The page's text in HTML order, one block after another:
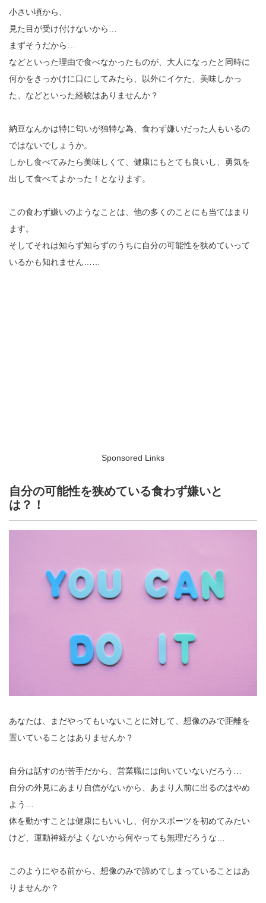
小さい頃から、
見た目が受け付けないから…
まずそうだから…
などといった理由で食べなかったものが、大人になったと同時に
何かをきっかけに口にしてみたら、以外にイケた、美味しかっ
た、などといった経験はありませんか？
納豆なんかは特に匂いが独特な為、食わず嫌いだった人もいるの
ではないでしょうか。
しかし食べてみたら美味しくて、健康にもとても良いし、勇気を
出して食べてよかった！となります。
この食わず嫌いのようなことは、他の多くのことにも当てはまり
ます。
そしてそれは知らず知らずのうちに自分の可能性を狭めていって
いるかも知れません……
Sponsored Links
自分の可能性を狭めている食わず嫌いと
は？！
あなたは、まだやってもいないことに対して、想像のみで距離を
置いていることはありませんか？
自分は話すのが苦手だから、営業職には向いていないだろう…
自分の外見にあまり自信がないから、あまり人前に出るのはやめ
よう…
体を動かすことは健康にもいいし、何かスポーツを初めてみたい
けど、運動神経がよくないから何やっても無理だろうな…
このようにやる前から、想像のみで諦めてしまっていることはあ
りませんか？